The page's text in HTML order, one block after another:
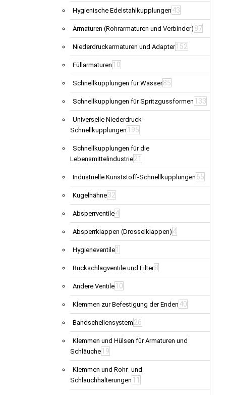
Hygienische Edelstahlkupplungen 43
Armaturen (Rohrarmaturen und Verbinder) 87
Niederdruckarmaturen und Adapter 152
Füllarmaturen 10
Schnellkupplungen für Wasser85
Schnellkupplungen für Spritzgussformen 133
Universelle Niederdruck-
Schnellkupplungen 195
Schnellkupplungen für die
Lebensmittelindustrie21
Industrielle Kunststoff-Schnellkupplungen 65
Kugelhähne32
Absperrventile4
Absperrklappen (Drosselklappen) 4
Hygieneventile 1
Rückschlagventile und Filter8
Andere Ventile 10
Klemmen zur Befestigung der Enden 40
Bandschellensystem 26
Klemmen und Hülsen für Armaturen und
Schläuche 19
Klemmen und Rohr- und
Schlauchhalterungen 11